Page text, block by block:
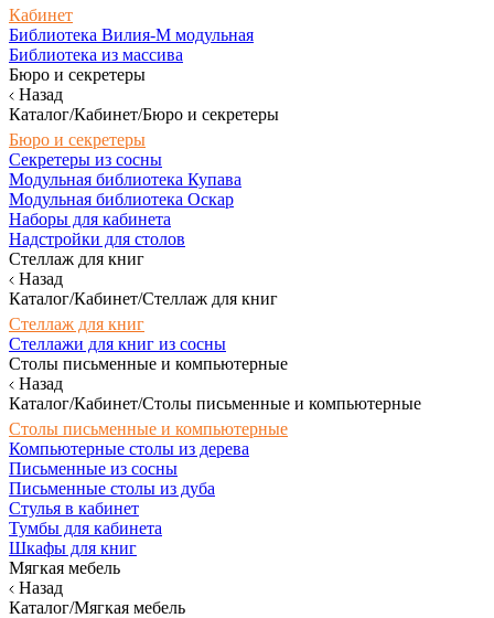
Кабинет
Библиотека Вилия-М модульная
Библиотека из массива
Бюро и секретеры
Назад
Каталог/Кабинет/Бюро и секретеры
Бюро и секретеры
Секретеры из сосны
Модульная библиотека Купава
Модульная библиотека Оскар
Наборы для кабинета
Надстройки для столов
Стеллаж для книг
Назад
Каталог/Кабинет/Стеллаж для книг
Стеллаж для книг
Стеллажи для книг из сосны
Столы письменные и компьютерные
Назад
Каталог/Кабинет/Столы письменные и компьютерные
Столы письменные и компьютерные
Компьютерные столы из дерева
Письменные из сосны
Письменные столы из дуба
Стулья в кабинет
Тумбы для кабинета
Шкафы для книг
Мягкая мебель
Назад
Каталог/Мягкая мебель